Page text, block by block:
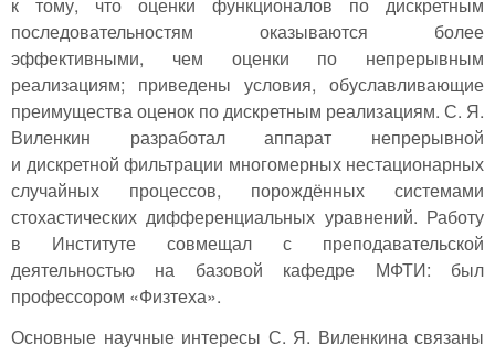
к тому, что оценки функционалов по дискретным
последовательностям оказываются более
эффективными, чем оценки по непрерывным
реализациям; приведены условия, обуславливающие
преимущества оценок по дискретным реализациям. С. Я.
Виленкин разработал аппарат непрерывной
и дискретной фильтрации многомерных нестационарных
случайных процессов, порождённых системами
стохастических дифференциальных уравнений. Работу
в Институте совмещал с преподавательской
деятельностью на базовой кафедре МФТИ: был
профессором «Физтеха».
Основные научные интересы С. Я. Виленкина связаны